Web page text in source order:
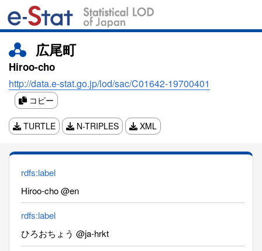
広尾町
Hiroo-cho
http://data.e-stat.go.jp/lod/sac/C01642-19700401
コピー
TURTLE N-TRIPLES XML
rdfs:label
Hiroo-cho @en
rdfs:label
ひろおちょう @ja-hrkt